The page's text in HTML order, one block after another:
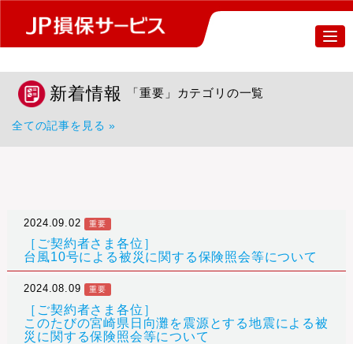
新着情報 「重要」カテゴリの一覧
全ての記事を見る »
2024.09.02 重要
［ご契約者さま各位］
台風10号による被災に関する保険照会等について
2024.08.09 重要
［ご契約者さま各位］
このたびの宮崎県日向灘を震源とする地震による被
災に関する保険照会等について